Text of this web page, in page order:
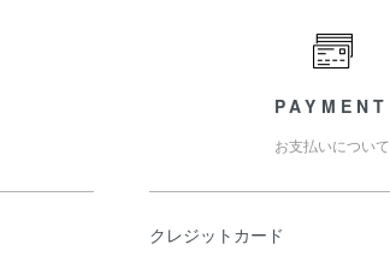
PAYMENT
お支払いについて
クレジットカード